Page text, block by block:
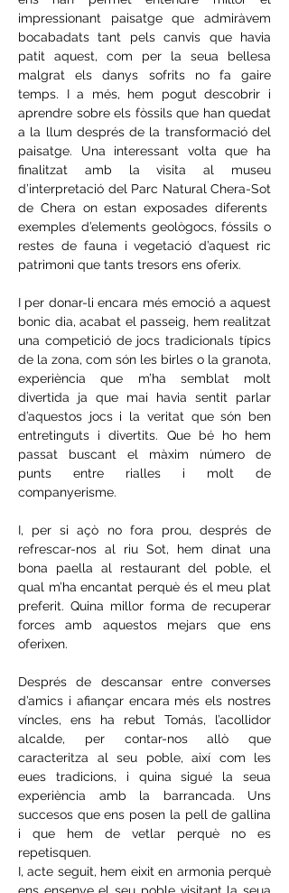
impressionant paisatge que admiràvem
bocabadats tant pels canvis que havia
patit aquest, com per la seua bellesa
malgrat els danys sofrits no fa gaire
temps. I a més, hem pogut descobrir i
aprendre sobre els fòssils que han quedat
a la llum després de la transformació del
paisatge. Una interessant volta que ha
finalitzat amb la visita al museu
d’interpretació del Parc Natural Chera-Sot
de Chera on estan exposades diferents
exemples d’elements geològocs, fóssils o
restes de fauna i vegetació d’aquest ric
patrimoni que tants tresors ens oferix.
I per donar-li encara més emoció a aquest
bonic dia, acabat el passeig, hem realitzat
una competició de jocs tradicionals típics
de la zona, com són les birles o la granota,
experiència que m’ha semblat molt
divertida ja que mai havia sentit parlar
d’aquestos jocs i la veritat que són ben
entretinguts i divertits. Que bé ho hem
passat buscant el màxim número de
punts entre rialles i molt de
companyerisme.
I, per si açò no fora prou, després de
refrescar-nos al riu Sot, hem dinat una
bona paella al restaurant del poble, el
qual m’ha encantat perquè és el meu plat
preferit. Quina millor forma de recuperar
forces amb aquestos mejars que ens
oferixen.
Després de descansar entre converses
d’amics i afiançar encara més els nostres
víncles, ens ha rebut Tomás, l’acollidor
alcalde, per contar-nos allò que
caracteritza al seu poble, així com les
eues tradicions, i quina sigué la seua
experiència amb la barrancada. Uns
succesos que ens posen la pell de gallina
i que hem de vetlar perquè no es
repetisquen.
I, acte seguit, hem eixit en armonia perquè